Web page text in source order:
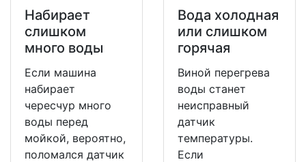
Набирает
слишком
много воды
Если машина
набирает
чересчур много
воды перед
мойкой, вероятно,
поломался датчик
Вода холодная
или слишком
горячая
Виной перегрева
воды станет
неисправный
датчик
температуры.
Если